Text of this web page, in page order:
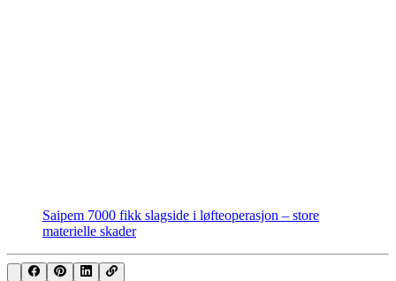
Saipem 7000 fikk slagside i løfteoperasjon – store
materielle skader